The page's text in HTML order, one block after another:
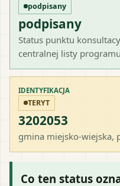
podpisany
podpisany
Status punktu
centralnej listy
IDENTYFIKACJA
TERYT
3202053
gmina miejsko-wiejska,
Co ten status